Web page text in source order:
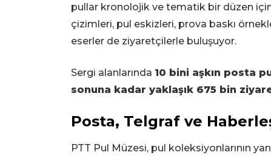
pullar kronolojik ve tematik bir düzen
çizimleri, pul eskizleri, prova baskı
eserler de ziyaretçilerle buluşuyor.
Sergi alanlarında 10 bini aşkın posta
sonuna kadar yaklaşık 675 bin
Posta, Telgraf ve
PTT Pul Müzesi, pul koleksiyonlarının